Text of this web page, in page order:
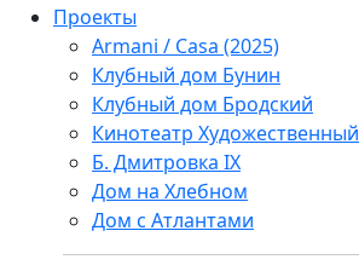
Проекты
Armani / Casa (2025)
Клубный дом Бунин
Клубный дом Бродский
Кинотеатр Художественный
Б. Дмитровка IX
Дом на Хлебном
Дом с Атлантами